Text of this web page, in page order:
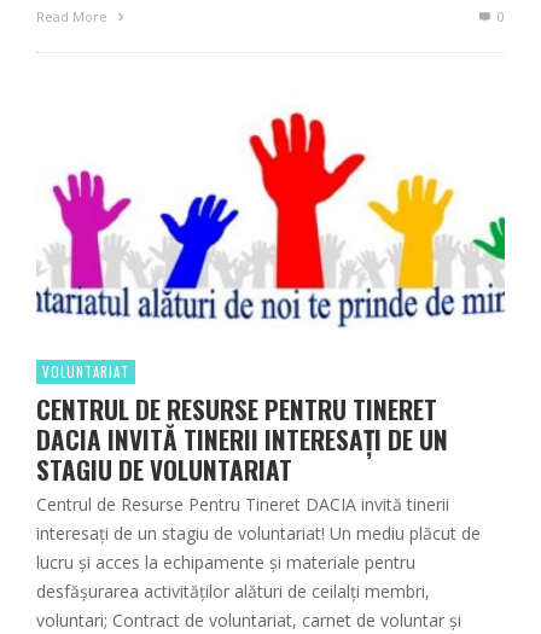
Read More 0
VOLUNTARIAT
CENTRUL DE RESURSE PENTRU TINERET
DACIA INVITĂ TINERII INTERESAȚI DE UN
STAGIU DE VOLUNTARIAT
Centrul de Resurse Pentru Tineret DACIA invită tinerii
interesați de un stagiu de voluntariat! Un mediu plăcut de
lucru şi acces la echipamente şi materiale pentru
desfășurarea activităților alături de ceilalți membri,
voluntari; Contract de voluntariat, carnet de voluntar şi